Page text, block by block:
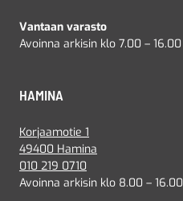
Vantaan varasto
Avoinna arkisin klo 7.00 – 16.00
HAMINA
Korjaamotie 1
49400 Hamina
010 219 0710
Avoinna arkisin klo 8.00 – 16.00